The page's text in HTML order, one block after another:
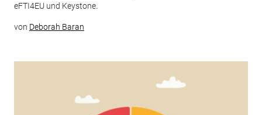
eFTI4EU und Keystone.
von Deborah Baran